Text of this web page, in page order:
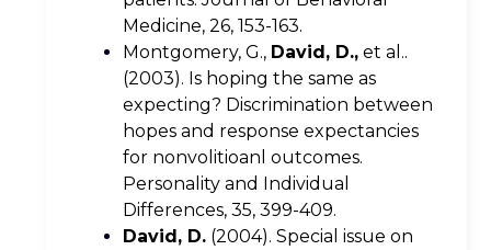
Medicine, 26, 153-163.
Montgomery, G., David, D.,et al..
(2003). Is hoping the same as
expecting? Discrimination between
hopes and response expectancies
for nonvolitioanl outcomes.
Personality and Individual
Differences, 35, 399-409.
David, D.(2004). Special issue on